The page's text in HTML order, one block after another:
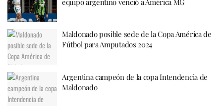
Maldonado posible sede de la Copa América de
Fútbol para Amputados 2024
Argentina campeón de la copa Intendencia de
Maldonado